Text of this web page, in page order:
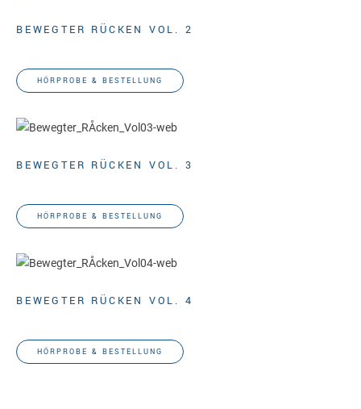
BEWEGTER RÜCKEN VOL. 2
HÖRPROBE & BESTELLUNG
BEWEGTER RÜCKEN VOL. 3
HÖRPROBE & BESTELLUNG
BEWEGTER RÜCKEN VOL. 4
HÖRPROBE & BESTELLUNG